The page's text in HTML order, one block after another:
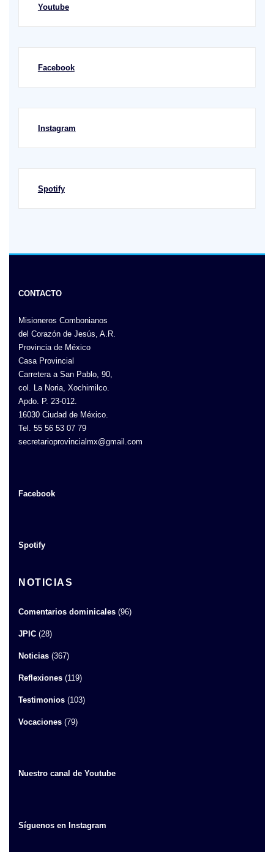
Youtube
Facebook
Instagram
Spotify
CONTACTO
Misioneros Combonianos
del Corazón de Jesús, A.R.
Provincia de México
Casa Provincial
Carretera a San Pablo, 90,
col. La Noria, Xochimilco.
Apdo. P. 23-012.
16030 Ciudad de México.
Tel. 55 56 53 07 79
secretarioprovincialmx@gmail.com
Facebook
Spotify
NOTICIAS
Comentarios dominicales (96)
JPIC (28)
Noticias (367)
Reflexiones (119)
Testimonios (103)
Vocaciones (79)
Nuestro canal de Youtube
Síguenos en Instagram